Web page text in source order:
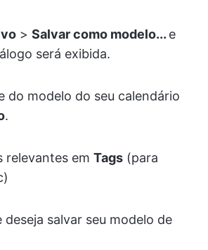
> Salvar como modelo... e
será exibida.
do modelo do seu calendário
.
relevantes em Tags (para
deseja salvar seu modelo de